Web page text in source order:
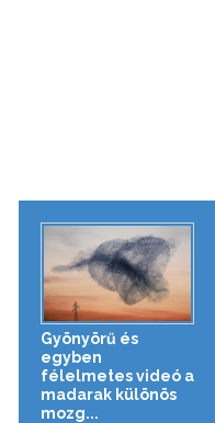
Gyönyörű és
egyben
félelmetes videó a
madarak különös
mozg...